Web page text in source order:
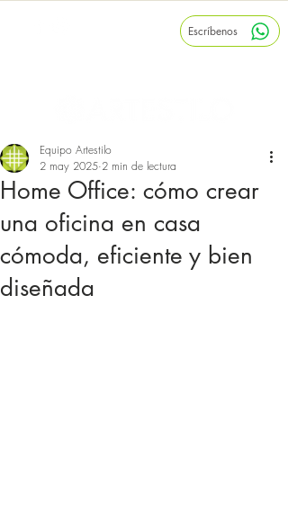
Escríbenos
Home Office: cómo crear
una oficina en casa
cómoda, eficiente y bien
diseñada
Equipo Artestilo
2 may 2025 2 min de lectura